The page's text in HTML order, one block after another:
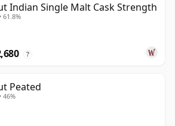
Indian Single Malt Cask Strength
61.8%
?
Peated
46%